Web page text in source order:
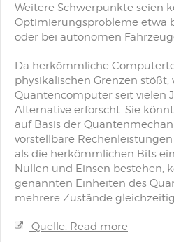
Weitere Schwerpunkte seien
Optimierungsprobleme etwa
oder bei autonomen
Da herkömmliche
physikalischen Grenzen stößt,
Quantencomputer seit vielen
Alternative erforscht. Sie
auf Basis der
vorstellbare
als die herkömmlichen Bits
Nullen und Einsen bestehen,
genannten Einheiten des
mehrere Zustände
Quelle: Read more